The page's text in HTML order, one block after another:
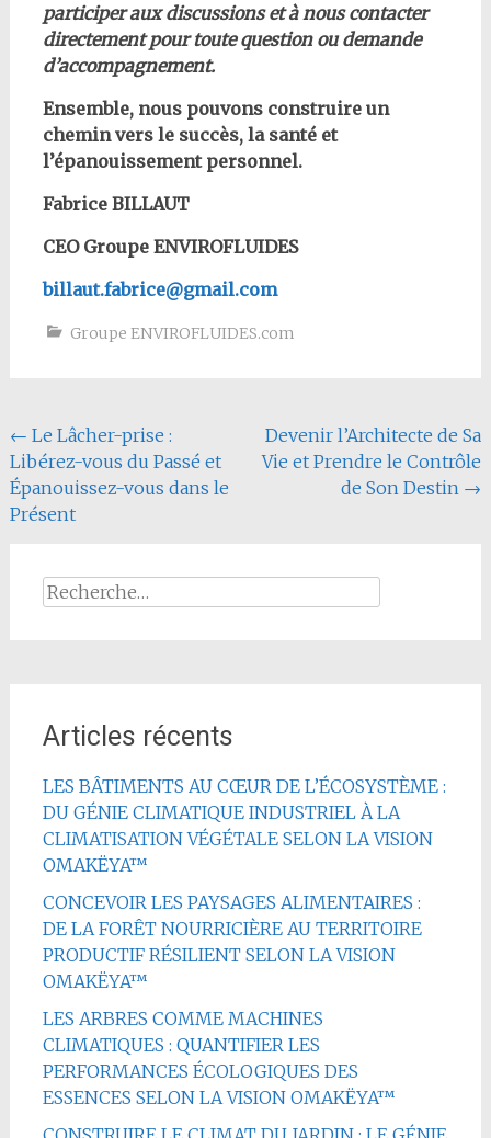
participer aux discussions et à nous contacter
directement pour toute question ou demande
d’accompagnement.
Ensemble, nous pouvons construire un
chemin vers le succès, la santé et
l’épanouissement personnel.
Fabrice BILLAUT
CEO Groupe ENVIROFLUIDES
billaut.fabrice@gmail.com
Groupe ENVIROFLUIDES.com
Navigation
de
l'article
← Le Lâcher-prise :
Libérez-vous du Passé et
Épanouissez-vous dans le
Présent
Devenir l’Architecte de Sa
Vie et Prendre le Contrôle
de Son Destin →
Rechercher :
Articles récents
LES BÂTIMENTS AU CŒUR DE L’ÉCOSYSTÈME :
DU GÉNIE CLIMATIQUE INDUSTRIEL À LA
CLIMATISATION VÉGÉTALE SELON LA VISION
OMAKËYA™
CONCEVOIR LES PAYSAGES ALIMENTAIRES :
DE LA FORÊT NOURRICIÈRE AU TERRITOIRE
PRODUCTIF RÉSILIENT SELON LA VISION
OMAKËYA™
LES ARBRES COMME MACHINES
CLIMATIQUES : QUANTIFIER LES
PERFORMANCES ÉCOLOGIQUES DES
ESSENCES SELON LA VISION OMAKËYA™